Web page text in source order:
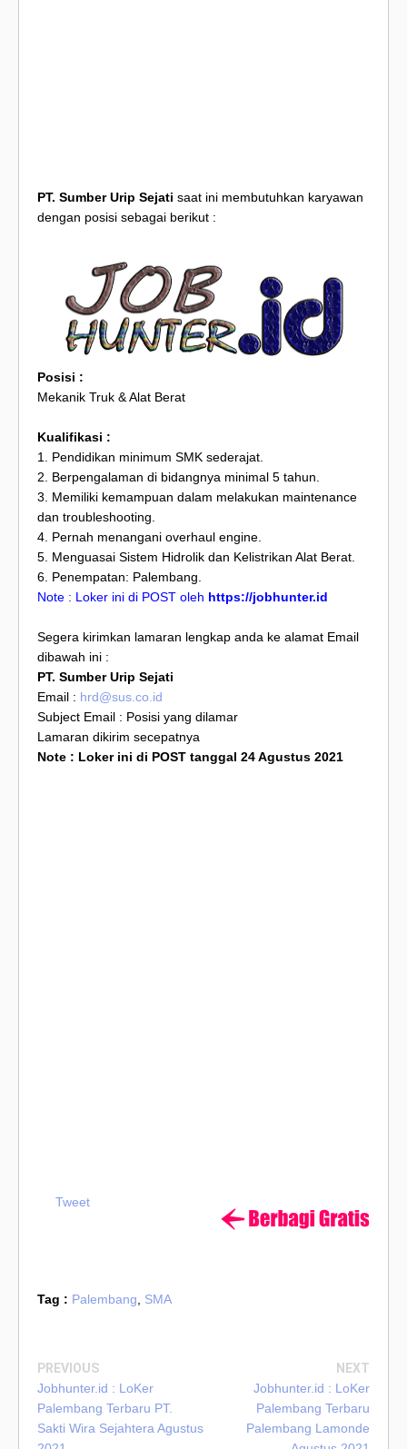
PT. Sumber Urip Sejati saat ini membutuhkan karyawan
dengan posisi sebagai berikut :
Posisi :
Mekanik Truk & Alat Berat
Kualifikasi :
1. Pendidikan minimum SMK sederajat.
2. Berpengalaman di bidangnya minimal 5 tahun.
3. Memiliki kemampuan dalam melakukan maintenance
dan troubleshooting.
4. Pernah menangani overhaul engine.
5. Menguasai Sistem Hidrolik dan Kelistrikan Alat Berat.
6. Penempatan: Palembang.
Note : Loker ini di POST oleh https://jobhunter.id
Segera kirimkan lamaran lengkap anda ke alamat Email
dibawah ini :
PT. Sumber Urip Sejati
Email : hrd@sus.co.id
Subject Email : Posisi yang dilamar
Lamaran dikirim secepatnya
Note : Loker ini di POST tanggal 24 Agustus 2021
Tweet
Tag : Palembang SMA
PREVIOUS
Jobhunter.id : LoKer
Palembang Terbaru PT.
Sakti Wira Sejahtera Agustus
NEXT
Jobhunter.id : LoKer
Palembang Terbaru
Palembang Lamonde